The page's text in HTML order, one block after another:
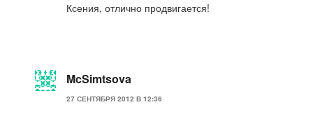
Ксения, отлично продвигается!
McSimtsova
27 СЕНТЯБРЯ 2012 В 12:36